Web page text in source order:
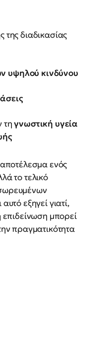
διαδικασίας
υψηλού κινδύνου
τηγνωστική υγεία
ενός
το τελικό
εξηγεί γιατί,
μπορεί
πραγματικότητα